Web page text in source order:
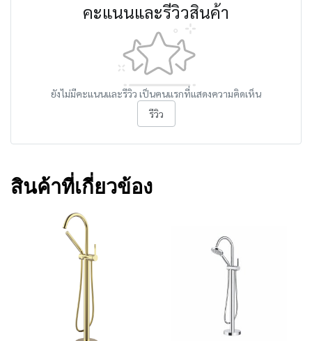
คะแนนและรีวิวสินค้า
ยังไม่มีคะแนนและรีวิว เป็นคนแรกที่แสดงความคิดเห็น
รีวิว
สินค้าที่เกี่ยวข้อง